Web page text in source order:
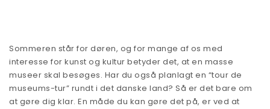
Sommeren står for døren, og for mange af os med
interesse for kunst og kultur betyder det, at en masse
museer skal besøges. Har du også planlagt en “tour de
museums-tur” rundt i det danske land? Så er det bare om
at gøre dig klar. En måde du kan gøre det på, er ved at